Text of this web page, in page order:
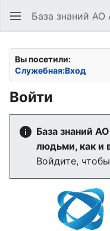
База знаний АО
Вы посетили:
Служебная:Вход
Войти
База знаний
людьми, как и
Войдите,